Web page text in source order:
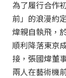
為了履行合作
前」的浪漫約
煒親自執飛，
順利降落東京
接，張國煒董
兩人在藝術機